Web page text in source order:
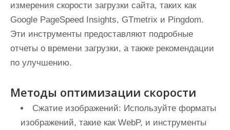
измерения скорости загрузки сайта, таких как
Google PageSpeed Insights, GTmetrix и Pingdom.
Эти инструменты предоставляют подробные
отчеты о времени загрузки, а также рекомендации
по улучшению.
Методы оптимизации скорости
Сжатие изображений: Используйте форматы
изображений, такие как WebP, и инструменты